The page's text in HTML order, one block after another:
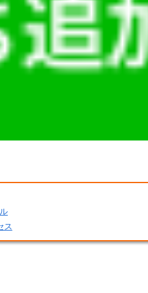
ス